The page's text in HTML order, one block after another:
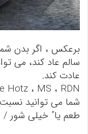
برعکس ، اگر بدن
سالم عاد کند، می
عادت کند.
شما می توانید
طعم یا” خیلی شور /